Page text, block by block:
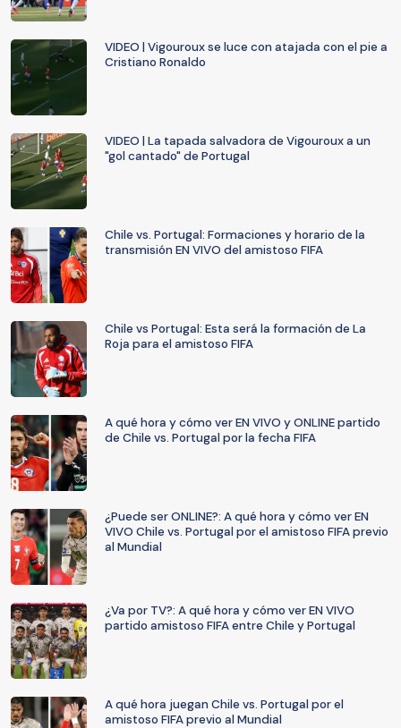
VIDEO | Vigouroux se luce con atajada con el pie a
Cristiano Ronaldo
VIDEO | La tapada salvadora de Vigouroux a un
"gol cantado" de Portugal
Chile vs. Portugal: Formaciones y horario de la
transmisión EN VIVO del amistoso FIFA
Chile vs Portugal: Esta será la formación de La
Roja para el amistoso FIFA
A qué hora y cómo ver EN VIVO y ONLINE partido
de Chile vs. Portugal por la fecha FIFA
¿Puede ser ONLINE?: A qué hora y cómo ver EN
VIVO Chile vs. Portugal por el amistoso FIFA previo
al Mundial
¿Va por TV?: A qué hora y cómo ver EN VIVO
partido amistoso FIFA entre Chile y Portugal
A qué hora juegan Chile vs. Portugal por el
amistoso FIFA previo al Mundial